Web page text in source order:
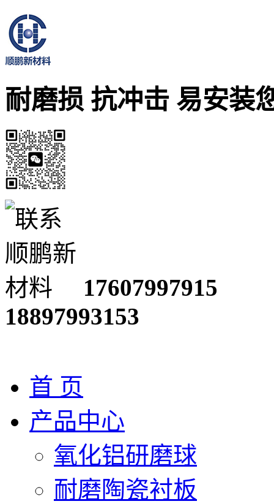
耐磨损 抗冲击 易安装
17607997915
18897993153
首 页
产品中心
氧化铝研磨球
耐磨陶瓷衬板